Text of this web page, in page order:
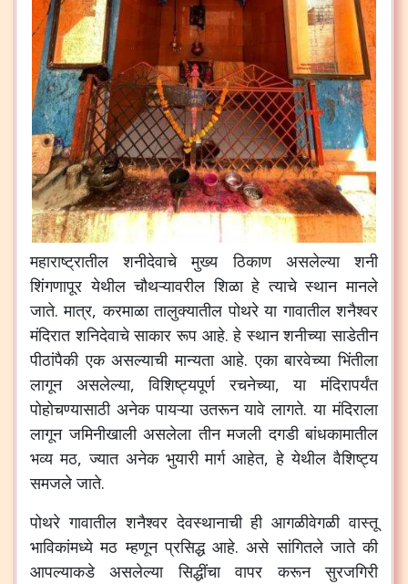
महाराष्ट्रातील शनीदेवाचे मुख्य ठिकाण असलेल्या
शनी
शिंगणापूर येथील चौथऱ्यावरील शिळा हे त्याचे स्थान मानले
जाते.मात्र,करमाळा तालुक्यातील पोथरे या गावातील शनैश्वर
मंदिरात शनिदेवाचे साकार रूप आहे.हे स्थान शनीच्या साडेतीन
पीठांपैकी एक असल्याची मान्यता आहे.एका बारवेच्या भिंतीला
लागून
असलेल्या,विशिष्ट्यपूर्ण रचनेच्या,या
मंदिरापर्यंत
पोहोचण्यासाठी अनेक पायऱ्या उतरून यावे लागते.या मंदिराला
लागून जमिनीखाली असलेला तीन मजली दगडी बांधकामातील
भव्य मठ,ज्यात अनेक भुयारी मार्ग आहेत,हे येथील वैशिष्ट्य
समजले जाते.
पोथरे गावातील शनैश्वर देवस्थानाची ही आगळीवेगळी वास्तू
भाविकांमध्ये मठ म्हणून प्रसिद्ध आहे.असे सांगितले जाते की
आपल्याकडे
असलेल्या सिद्धींचा वापर करून
सुरजगिरी